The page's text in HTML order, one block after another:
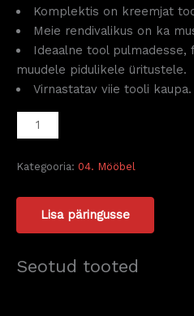
Komplektis on kreemjat
Meie rendivalikus on ka
Ideaalne tool pulmadesse,
muudele pidulikele üritustele.
Virnastatav viie tooli kaupa.
Kategooria: 04. Mööbel
Lisa päringusse
Seotud tooted